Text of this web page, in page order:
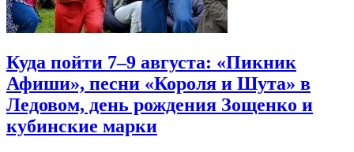
Куда пойти 7–9 августа: «Пикник
Афиши», песни «Короля и Шута» в
Ледовом, день рождения Зощенко и
кубинские марки